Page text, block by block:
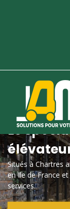
Le
Situés à Chartres
en Ile de France
services.